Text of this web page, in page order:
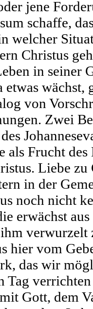
jene
schaffe,
welcher
Christus
in seiner
etwas wächst,
von
Zwei
als Frucht des
Liebe zu
in der
noch nicht
erwächst
verwurzelt
hier vom
das wir
verrichten
Gott, dem